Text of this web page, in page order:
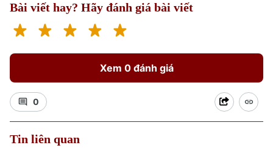
Bài viết hay? Hãy đánh giá bài viết
Xem 0 đánh giá
0
Tin liên quan